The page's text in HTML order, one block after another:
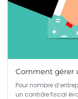
Comment gérer
Pour nombre
un contrôle fiscal